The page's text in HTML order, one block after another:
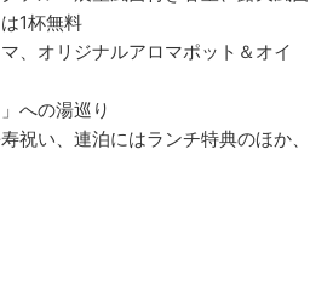
1杯無料
、オリジナルアロマポット＆オイ
への湯巡り
祝い、連泊にはランチ特典のほか、